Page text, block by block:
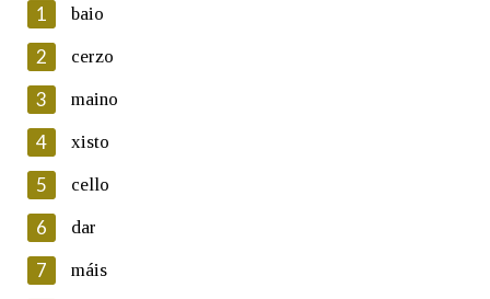
En cumprimento da normativa vixente en materia de
Protección de Datos de Carácter Persoal, a Real Academia
Galega informa a aqueles usuarios que faciliten o seu correo
electrónico, así como calquera outra información de carácter
persoal, que estes datos serán obxecto de tratamento
automatizado de carácter confidencial e incorporados aos seus
ficheiros informáticos. Así mesmo, os usuarios poderán exercer o
seu dereito de acceso, rectificación, oposición e cancelación dos
seus datos poñéndose en contacto connosco.
1 baio
2 cerzo
3 maino
4 xisto
5 cello
6 dar
7 máis